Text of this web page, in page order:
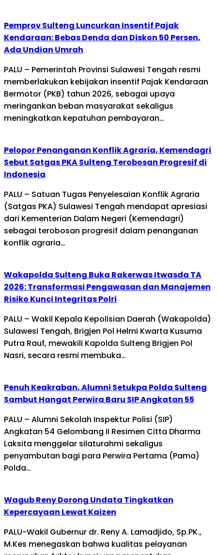
Pemprov Sulteng Luncurkan Insentif Pajak
Kendaraan: Bebas Denda dan Diskon 50 Persen,
Ada Undian Umrah
PALU – Pemerintah Provinsi Sulawesi Tengah resmi
memberlakukan kebijakan insentif Pajak Kendaraan
Bermotor (PKB) tahun 2026, sebagai upaya
meringankan beban masyarakat sekaligus
meningkatkan kepatuhan pembayaran…
Pelopor Penanganan Konflik Agraria, Kemendagri
Sebut Satgas PKA Sulteng Terobosan Progresif di
Indonesia
PALU – Satuan Tugas Penyelesaian Konflik Agraria
(Satgas PKA) Sulawesi Tengah mendapat apresiasi
dari Kementerian Dalam Negeri (Kemendagri)
sebagai terobosan progresif dalam penanganan
konflik agraria…
Wakapolda Sulteng Buka Rakerwas Itwasda TA
2026: Transformasi Pengawasan dan Manajemen
Risiko Kunci Integritas Polri
PALU – Wakil Kepala Kepolisian Daerah (Wakapolda)
Sulawesi Tengah, Brigjen Pol Helmi Kwarta Kusuma
Putra Rauf, mewakili Kapolda Sulteng Brigjen Pol
Nasri, secara resmi membuka…
Penuh Keakraban, Alumni Setukpa Polda Sulteng
Sambut Hangat Perwira Baru SIP Angkatan 55
PALU – Alumni Sekolah Inspektur Polisi (SIP)
Angkatan 54 Gelombang II Resimen Citta Dharma
Laksita menggelar silaturahmi sekaligus
penyambutan bagi para Perwira Pertama (Pama)
Polda…
Wagub Reny Dorong Undata Tingkatkan
Kepercayaan Lewat Kaizen
PALU-Wakil Gubernur dr. Reny A. Lamadjido, Sp.PK.,
M.Kes menegaskan bahwa kualitas pelayanan